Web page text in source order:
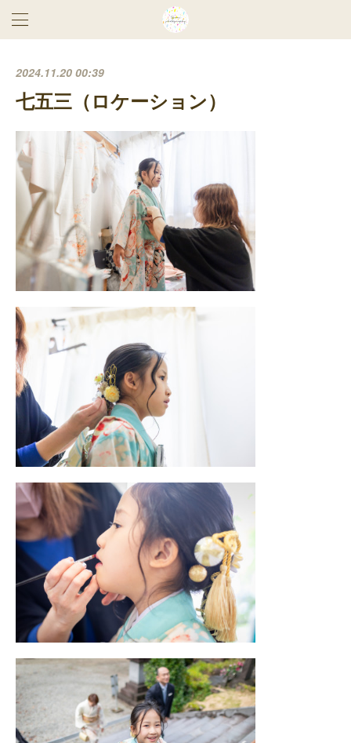
2024.11.20 00:39
七五三（ロケーション）